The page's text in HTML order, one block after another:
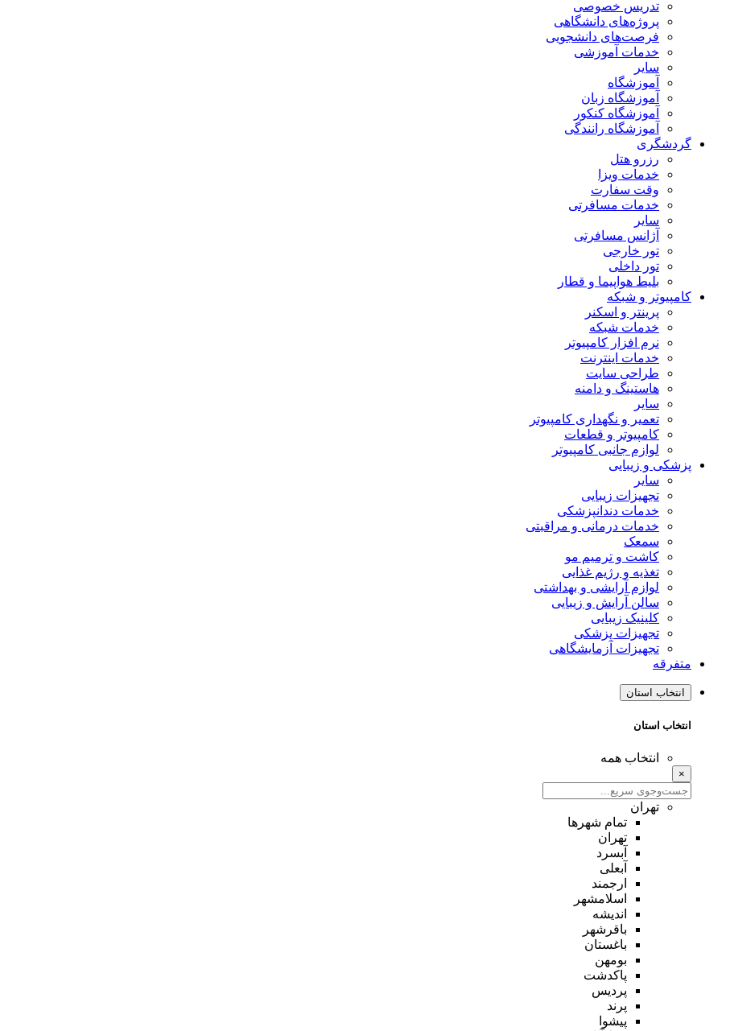
تدریس خصوصی
پروژه‌های دانشگاهی
فرصت‌های دانشجویی
خدمات آموزشی
سایر
آموزشگاه
آموزشگاه زبان
آموزشگاه کنکور
آموزشگاه رانندگی
گردشگری
رزرو هتل
خدمات ویزا
وقت سفارت
خدمات مسافرتی
سایر
آژانس مسافرتی
تور خارجی
تور داخلی
بلیط هواپیما و قطار
کامپیوتر و شبکه
پرینتر و اسکنر
خدمات شبکه
نرم افزار کامپیوتر
خدمات اینترنت
طراحی سایت
هاستینگ و دامنه
سایر
تعمیر و نگهداری کامپیوتر
کامپیوتر و قطعات
لوازم جانبی کامپیوتر
پزشکی و زیبایی
سایر
تجهیزات زیبایی
خدمات دندانپزشکی
خدمات درمانی و مراقبتی
سمعک
کاشت و ترمیم مو
تغذیه و رژیم غذایی
لوازم آرایشی و بهداشتی
سالن آرایش و زیبایی
کلینیک زیبایی
تجهیزات پزشکی
تجهیزات آزمایشگاهی
متفرقه
انتخاب استان
انتخاب استان
انتخاب همه
×
تهران
تمام شهر‌ها
تهران
آبسرد
آبعلی
ارجمند
اسلامشهر
اندیشه
باقرشهر
باغستان
بومهن
پاکدشت
پردیس
پرند
پیشوا